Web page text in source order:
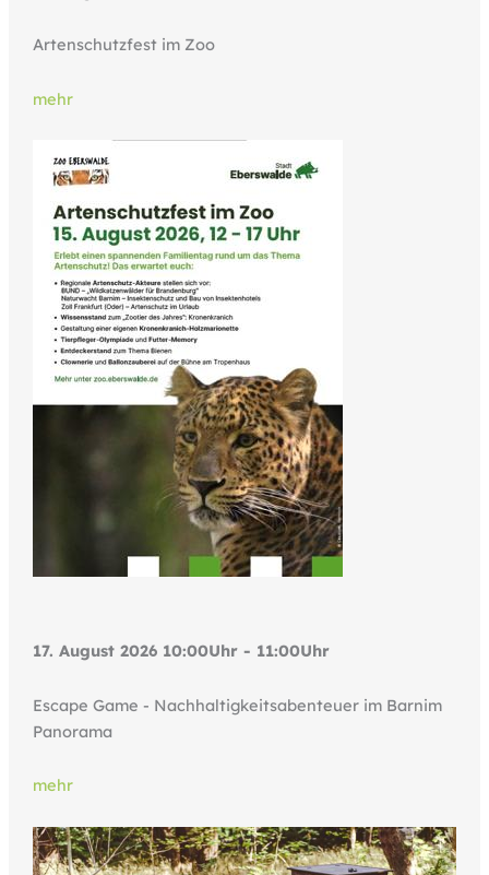
Artenschutzfest im Zoo
mehr
17. August 2026 10:00Uhr - 11:00Uhr
Escape Game - Nachhaltigkeitsabenteuer im Barnim
Panorama
mehr